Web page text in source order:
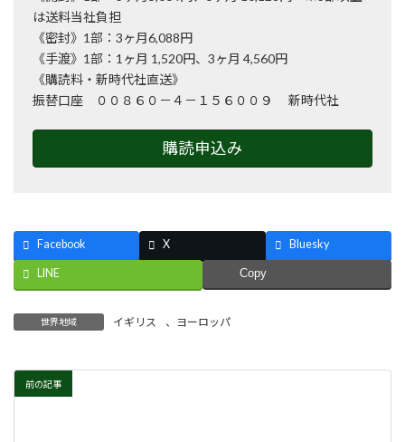
は送料当社負担
《密封》1部：3ヶ月6,088円
《手渡》1部：1ヶ月 1,520円、3ヶ月 4,560円
《購読料・新時代社直送》
振替口座 ００８６０－４－１５６００９ 新時代社
購読申込み
Facebook X Bluesky
LINE Copy
世界地域 イギリス 、 ヨーロッパ
前の記事